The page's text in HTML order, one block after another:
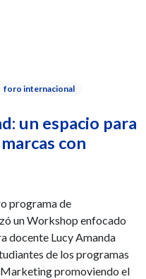
en torno a los
foro internacional
un espacio para
con
programa de
un Workshop enfocado
docente Lucy Amanda
de los programas
promoviendo el